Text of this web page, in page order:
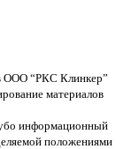
ООО “РКС Клинкер”
материалов
информационный
положениями